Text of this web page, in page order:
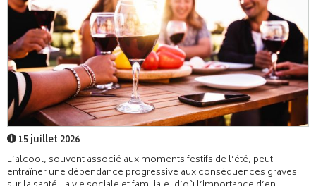
15 juillet 2026
L’alcool, souvent associé aux moments festifs de l’été, peut
entraîner une dépendance progressive aux conséquences graves